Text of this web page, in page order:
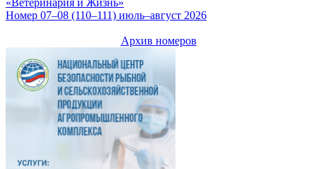
«Ветеринария и Жизнь»
Номер 07–08 (110–111) июль–август 2026
Архив номеров